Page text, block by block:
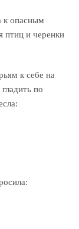
к опасным
птиц и черенки
к себе на
по